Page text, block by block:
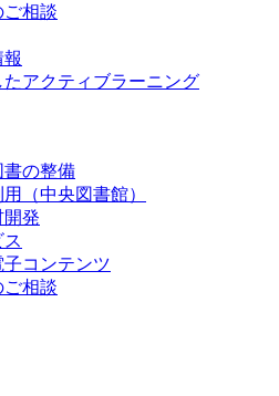
ご相談
たアクティブラーニング
書の整備
（中央図書館）
開発
コンテンツ
ご相談